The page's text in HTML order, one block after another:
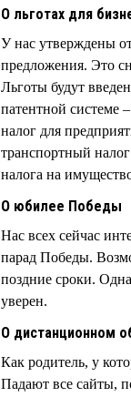
О льготах для
У нас утверждены
предложения. Это
Льготы будут
патентной системе
налог для
транспортный
налога на
О юбилее Победы
Нас всех сейчас
парад Победы.
поздние сроки.
уверен.
О дистанционном
Как родитель, у
Падают все сайты,